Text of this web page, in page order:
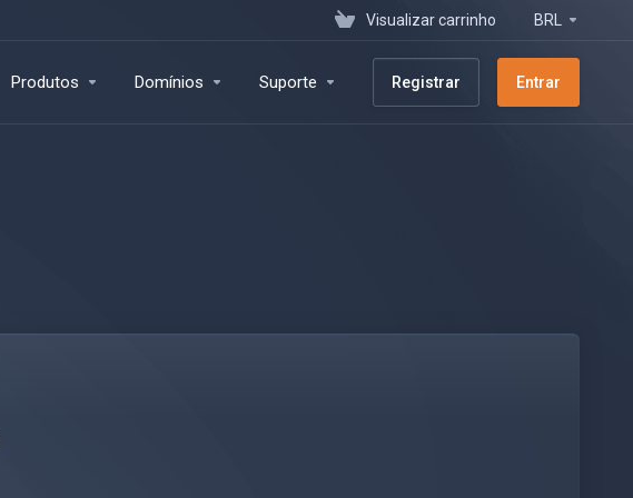
Visualizar carrinho BRL
Produtos Domínios Suporte Registrar Entrar